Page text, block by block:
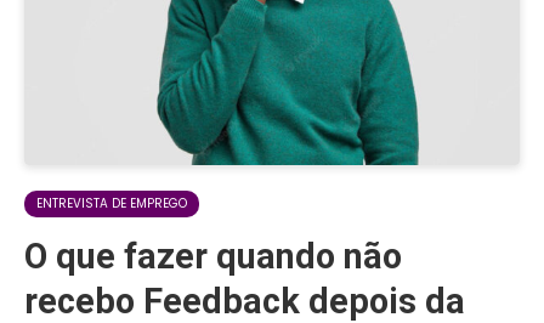
ENTREVISTA DE EMPREGO
O que fazer quando não
recebo Feedback depois da